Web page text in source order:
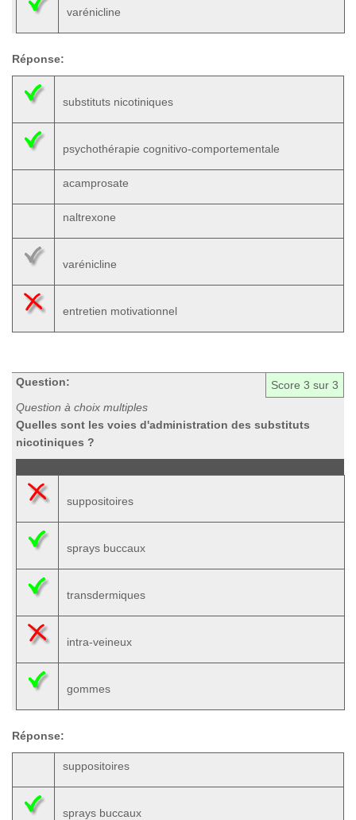
varénicline
Réponse:
substituts nicotiniques
psychothérapie cognitivo-comportementale
acamprosate
naltrexone
varénicline
entretien motivationnel
Score 3 sur 3
Question:
Question à choix multiples
Quelles sont les voies d'administration des substituts
nicotiniques ?
suppositoires
sprays buccaux
transdermiques
intra-veineux
gommes
Réponse:
suppositoires
sprays buccaux